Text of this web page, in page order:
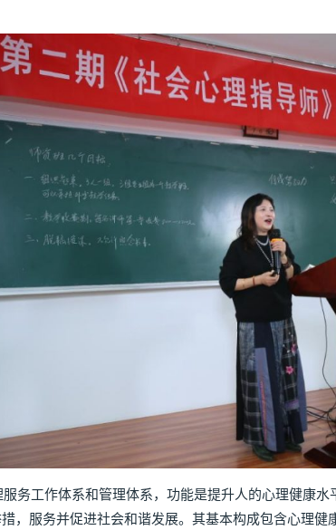
工作体系和管理体系，功能是提升人的心理健康水
，服务并促进社会和谐发展。其基本构成包含心理